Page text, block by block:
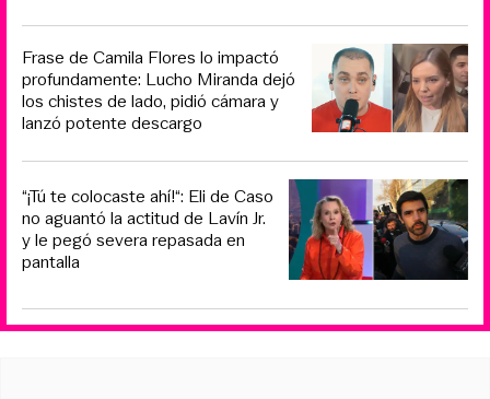
Frase de Camila Flores lo impactó
profundamente: Lucho Miranda dejó
los chistes de lado, pidió cámara y
lanzó potente descargo
“¡Tú te colocaste ahí!“: Eli de Caso
no aguantó la actitud de Lavín Jr.
y le pegó severa repasada en
pantalla